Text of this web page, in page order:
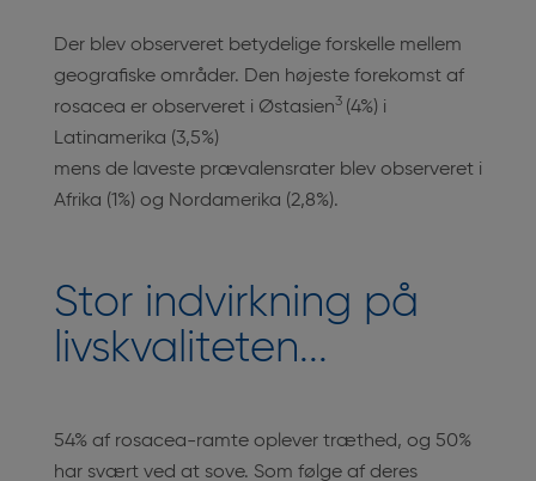
Der blev observeret betydelige forskelle mellem
geografiske områder. Den højeste forekomst af
rosacea er observeret i Østasien3 (4%) i
Latinamerika (3,5%)
mens de laveste prævalensrater blev observeret i
Afrika (1%) og Nordamerika (2,8%).
Stor indvirkning på
livskvaliteten...
54% af rosacea-ramte oplever træthed, og 50%
har svært ved at sove. Som følge af deres